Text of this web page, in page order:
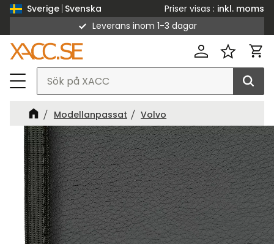
Sverige Svenska Priser visas
inkl. moms
Leverans inom 1-3 dagar
Modellanpassat Volvo